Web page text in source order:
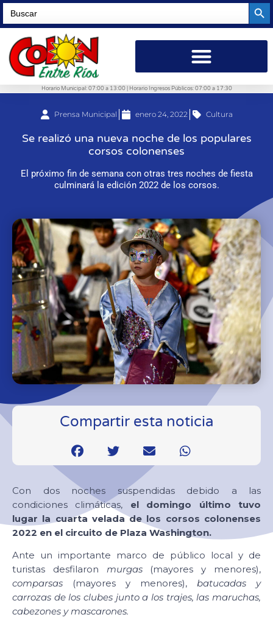
Search
for:
Horario Municipal: 07:00 a 13:00 | Horario Ingresos Públicos: 07:00 a 17:30
Prensa Municipal enero 24, 2022 Cultura
Se realizó una nueva noche de los populares
corsos colonenses
El próximo fin de semana con otras tres noches de fiesta
culminará la edición 2022 de los corsos.
Compartir esta noticia
Con dos noches suspendidas debido a las
condiciones climáticas, el domingo último tuvo
lugar la cuarta velada de los corsos colonenses
2022 en el circuito de Plaza Washington.
Ante un importante marco de público local y de
turistas desfilaron murgas(mayores y menores),
comparsas (mayores y menores), batucadas
y
carrozas de los clubes junto a los trajes, las maruchas,
cabezones y mascarones.